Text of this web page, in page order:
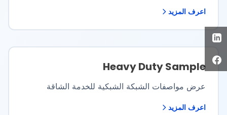
اعرف المزيد
Heavy Duty Sample
عرض مواصفات الشبكة الشبكية للخدمة الشاقة
اعرف المزيد